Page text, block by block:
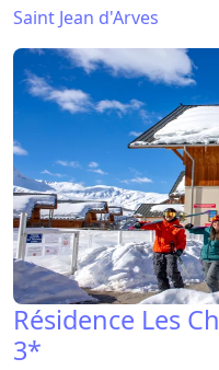
Saint Jean d'Arves
Résidence Les
3*